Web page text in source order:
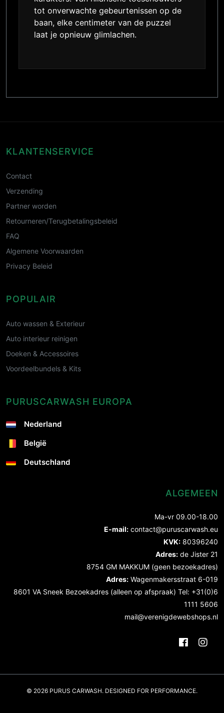
tot onverwachte gebeurtenissen op de
baan, elke centimeter van de puzzel
laat je opnieuw glimlachen.
KLANTENSERVICE
Contact
Verzending
Partner worden
Retourneren/Terugbetalingsbeleid
FAQ
Algemene Voorwaarden
Privacy Beleid
POPULAIR
Auto wassen & Exterieur
Auto interieur reinigen
Doeken & Accessoires
Voordeelbundels & Kits
PURUSCARWASH EUROPA
Nederland
België
Deutschland
ALGEMEEN
Ma-vr 09.00-18.00
E-mail: contact@puruscarwash.eu
KVK: 80396240
Adres: de Jister 21
8754 GM MAKKUM (geen bezoekadres)
Adres: Wagenmakersstraat 6-019
8601 VA Sneek Bezoekadres (alleen op afspraak) Tel: +31(0)6
1111 5606
mail@verenigdewebshops.nl
© 2026 PURUS CARWASH. DESIGNED FOR PERFORMANCE.